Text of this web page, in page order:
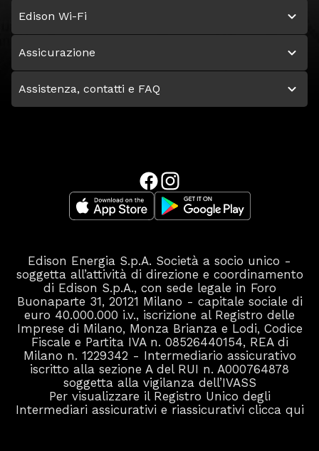
Edison Wi-Fi
Assicurazione
Assistenza, contatti e FAQ
Edison Energia S.p.A. Società a socio unico -
soggetta all’attività di direzione e coordinamento
di Edison S.p.A., con sede legale in Foro
Buonaparte 31, 20121 Milano - capitale sociale di
euro 40.000.000 i.v., iscrizione al Registro delle
Imprese di Milano, Monza Brianza e Lodi, Codice
Fiscale e Partita IVA n. 08526440154, REA di
Milano n. 1229342 - Intermediario assicurativo
iscritto alla sezione A del RUI n. A000764878
soggetta alla vigilanza dell’IVASS
Per visualizzare il Registro Unico degli
Intermediari assicurativi e riassicurativi clicca qui